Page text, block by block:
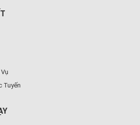
Tuyến